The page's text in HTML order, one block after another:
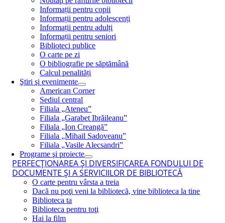
Informații pentru copii
Informații pentru adolescenți
Informații pentru adulți
Informații pentru seniori
Biblioteci publice
O carte pe zi
O bibliografie pe săptămână
Calcul penalități
Ştiri şi evenimente
American Corner
Sediul central
Filiala „Ateneu”
Filiala „Garabet Ibrăileanu”
Filiala „Ion Creangă”
Filiala „Mihail Sadoveanu”
Filiala „Vasile Alecsandri”
Programe şi proiecte
PERFECŢIONAREA ŞI DIVERSIFICAREA FONDULUI DE
DOCUMENTE ŞI A SERVICIILOR DE BIBLIOTECĂ
O carte pentru vârsta a treia
Dacă nu poţi veni la bibliotecă, vine biblioteca la tine
Biblioteca ta
Biblioteca pentru toţi
Hai la film